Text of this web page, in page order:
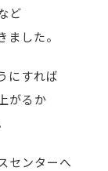
ど
した。
にすれば
がるか
センターへ